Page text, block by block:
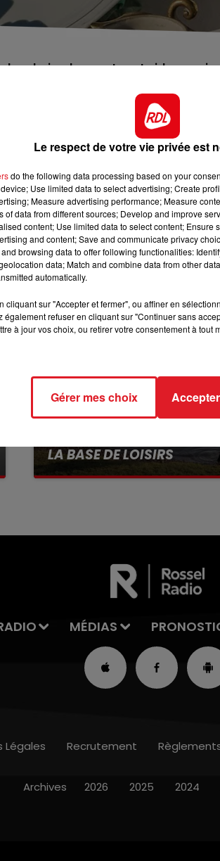
7h00 - 10h00
DEBOUT C'EST L'HEURE
braderies, brocantes et vide-
c’est terminé dans le Pas-de-Calais,
3 mai inclus. Des rendez-vous qui
toujours très activement dans
pour la période du 22 au 28 mars,
de l’évolution de la situation
LA BASE DE LOISIRS
La victime a coulé à pic
MÉDIAS
Légales Recrutement
Archives 2026 2025 2024
Le respect de votre vie privée est
do the following data processing based on your
Use limited data to select advertising; Create
Measure advertising performance; Measure
of data from different sources; Develop and improve
content; Use limited data to select content; Ensure
and content; Save and communicate privacy
browsing data to offer following functionalities:
data; Match and combine data from other
automatically.
cliquant sur "Accepter et fermer", ou affiner en
également refuser en cliquant sur "Continuer sans
à jour vos choix, ou retirer votre consentement à tout
Gérer mes choix